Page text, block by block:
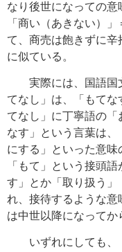
なり後世になっての意
「商い（あきない）
て、商売は飽きずに
に似ている。
実際には、国語国
てなし」は、「もて
てなし」に丁寧語の
なす」という言葉は、
にする」といった意
「もて」という接頭
す」とか「取り扱う
れ、接待するような
は中世以降になってか
いずれにしても、